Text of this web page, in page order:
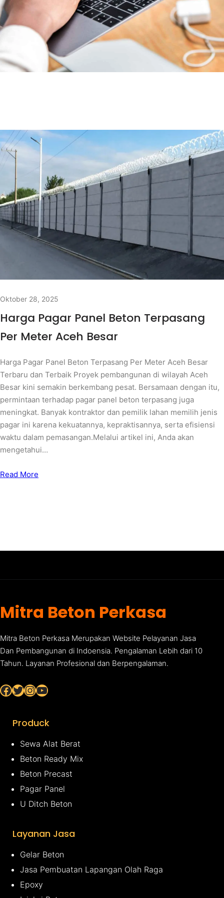
Oktober 28, 2025
Harga Pagar Panel Beton Terpasang
Per Meter Aceh Besar
Harga Pagar Panel Beton Terpasang Per Meter Aceh Besar
Terbaru dan Terbaik Proyek pembangunan di wilayah Aceh
Besar kini semakin berkembang pesat. Bersamaan dengan itu,
permintaan terhadap pagar panel beton terpasang juga
meningkat. Banyak kontraktor dan pemilik lahan memilih jenis
pagar ini karena kekuatannya, kepraktisannya, serta efisiensi
waktu dalam pemasangan.Melalui artikel ini, Anda akan
mengetahui…
Read More
Mitra Beton Perkasa
Mitra Beton Perkasa Merupakan Website Pelayanan Jasa
Dan Pembangunan di Indoensia. Pengalaman Lebih dari 10
Tahun. Layanan Profesional dan Berpengalaman.
Facebook Twitter InstagramYouTube
Produck
Sewa Alat Berat
Beton Ready Mix
Beton Precast
Pagar Panel
U Ditch Beton
Layanan Jasa
Gelar Beton
Jasa Pembuatan Lapangan Olah Raga
Epoxy